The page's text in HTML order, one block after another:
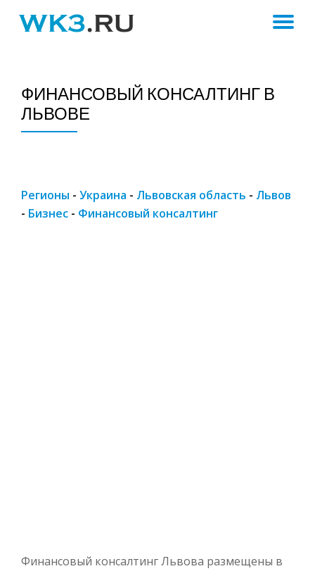
ФИНАНСОВЫЙ КОНСАЛТИНГ В
ЛЬВОВЕ
Регионы - Украина - Львовская область - Львов
- Бизнес - Финансовый консалтинг
Финансовый консалтинг Львова размещены в